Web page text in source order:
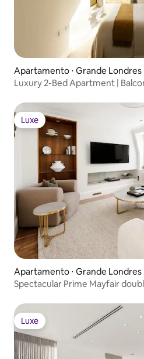
Apartamento ⋅ Grande Londres
Luxury 2-Bed Apartment |
Luxe
Luxe
Apartamento ⋅ Grande Londres
Spectacular Prime Mayfair
Luxe
Luxe